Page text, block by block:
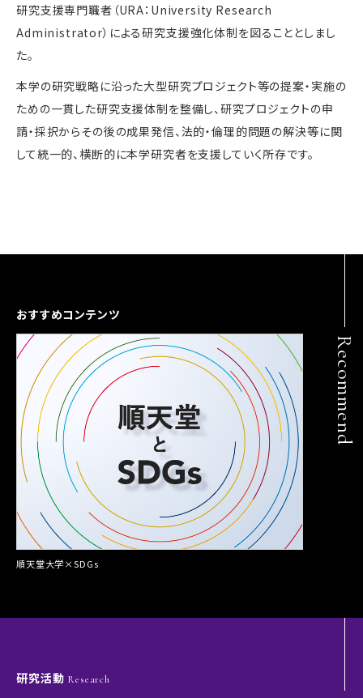
研究支援専門職者（URA：University Research
Administrator）による研究支援強化体制を図ることとしまし
た。
本学の研究戦略に沿った大型研究プロジェクト等の提案・実施の
ための一貫した研究支援体制を整備し、研究プロジェクトの申
請・採択からその後の成果発信、法的・倫理的問題の解決等に関
して統一的、横断的に本学研究者を支援していく所存です。
Recommend
おすすめコンテンツ
順天堂大学×SDGs
研究活動 Research